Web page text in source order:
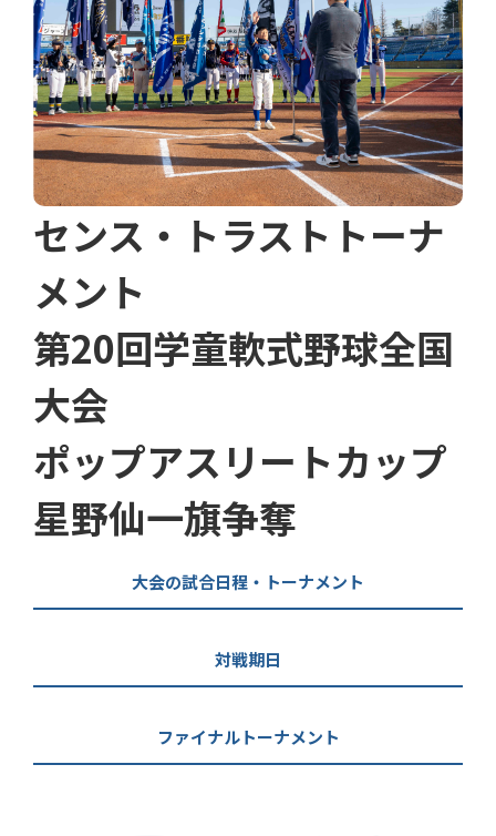
センス・トラストトーナ
メント
第20回学童軟式野球全国
大会
ポップアスリートカップ
星野仙一旗争奪
大会の試合日程・トーナメント
対戦期日
ファイナルトーナメント